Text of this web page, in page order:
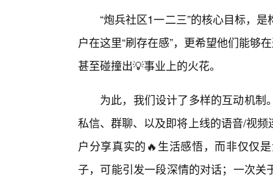
“炮兵社区1一二三”的核心目标，
户在这里“刷存在感”，更希望他们能够
甚至碰撞出💡事业上的火花。
为此，我们设计了多样的互动机
私信、群聊、以及即将上线的语音/视
户分享真实的🔥生活感悟，而非仅仅
子，可能引发一段深情的对话；一次